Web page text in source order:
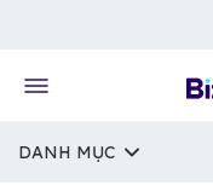
DANH MỤC